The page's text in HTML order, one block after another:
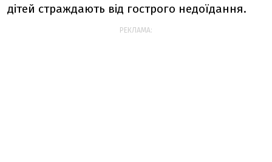
дітей страждають від гострого недоїдання.
РЕКЛАМА: